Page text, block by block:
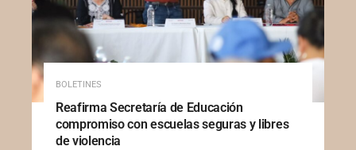
BOLETINES
Reafirma Secretaría de Educación
compromiso con escuelas seguras y libres
de violencia